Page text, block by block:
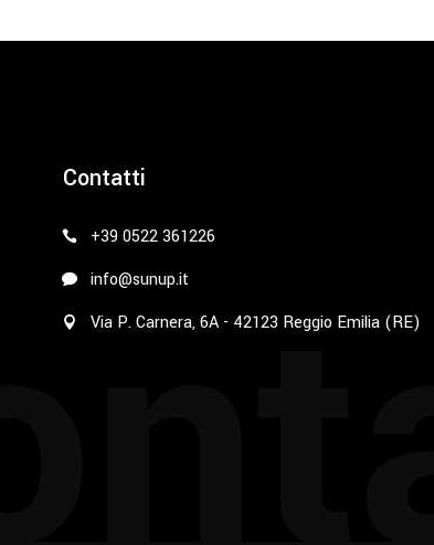
Contatti
+39 0522 361226
info@sunup.it
Via P. Carnera, 6A - 42123 Reggio Emilia (RE)